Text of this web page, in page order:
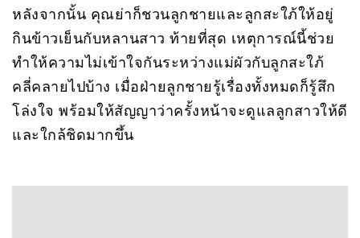
หลังจากนั้น คุณย่าก็ชวนลูกชายและลูกสะใภ้ให้อยู่
กินข้าวเย็นกับหลานสาว ท้ายที่สุด เหตุการณ์นี้ช่วย
ทำให้ความไม่เข้าใจกันระหว่างแม่ผัวกับลูกสะใภ้
คลี่คลายไปบ้าง เมื่อฝ่ายลูกชายรู้เรื่องทั้งหมดก็รู้สึก
โล่งใจ พร้อมให้สัญญาว่าครั้งหน้าจะดูแลลูกสาวให้ดี
และใกล้ชิดมากขึ้น